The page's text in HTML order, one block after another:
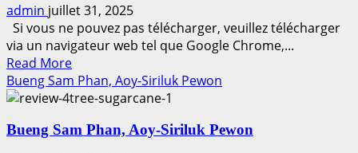
Noolek
admin juillet 31, 2025
Si vous ne pouvez pas télécharger, veuillez télécharger
via un navigateur web tel que Google Chrome,...
Read MoreRead
more
about
Phet
Bueng Sam Phan, Aoy-Siriluk Pewon
Bueng Sam Phan, Aoy-Siriluk Pewon